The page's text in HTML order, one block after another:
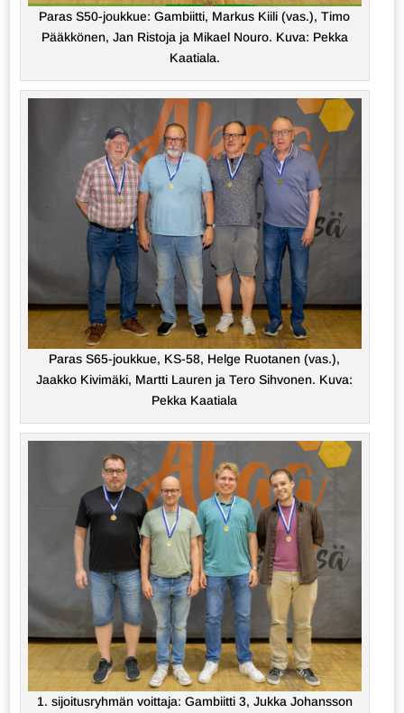
Paras S50-joukkue: Gambiitti, Markus Kiili (vas.), Timo
Pääkkönen, Jan Ristoja ja Mikael Nouro. Kuva: Pekka
Kaatiala.
Paras S65-joukkue, KS-58, Helge Ruotanen (vas.),
Jaakko Kivimäki, Martti Lauren ja Tero Sihvonen. Kuva:
Pekka Kaatiala
1. sijoitusryhmän voittaja: Gambiitti 3, Jukka Johansson